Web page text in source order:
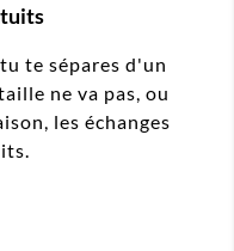
te sépares d'un
ne va pas, ou
les échanges